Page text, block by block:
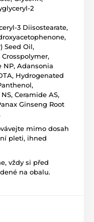
2
3 Diisostearate,
Seed Oil,
NP, Adansonia
Hydrogenated
Ceramide AS,
Ginseng Root
mimo dosah
pleti, ihned
vždy si před
na obalu.